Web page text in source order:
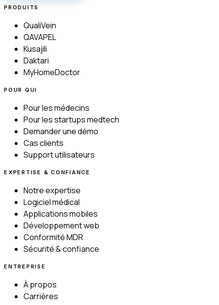
PRODUITS
QualiVein
QAVAPEL
Kusajili
Daktari
MyHomeDoctor
POUR QUI
Pour les médecins
Pour les startups medtech
Demander une démo
Cas clients
Support utilisateurs
EXPERTISE & CONFIANCE
Notre expertise
Logiciel médical
Applications mobiles
Développement web
Conformité MDR
Sécurité & confiance
ENTREPRISE
À propos
Carrières